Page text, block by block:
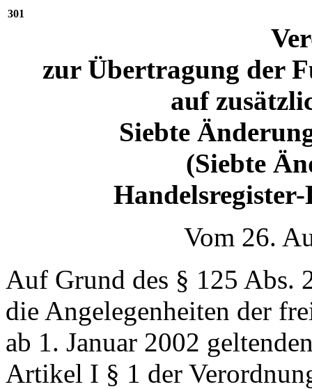
301
zur Übertragung der
auf
Siebte
(Siebte
Vom 26.
Auf Grund des § 125 Abs.
die Angelegenheiten der
ab 1. Januar 2002
Artikel I § 1 der